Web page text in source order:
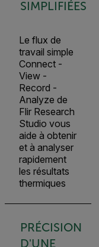
SIMPLIFIÉES
Le flux de
travail simple
Connect -
View -
Record -
Analyze de
Flir Research
Studio vous
aide à obtenir
et à analyser
rapidement
les résultats
thermiques
PRÉCISION
D'UNE